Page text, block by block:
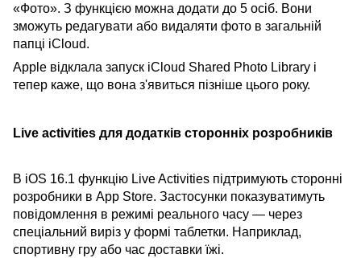
«Фото». З функцією можна додати до 5 осіб. Вони
зможуть редагувати або видаляти фото в загальній
папці iCloud.
Apple відклала запуск iCloud Shared Photo Library і
тепер каже, що вона з'явиться пізніше цього року.
Live activities для додатків сторонніх розробників
В iOS 16.1 функцію Live Activities підтримують сторонні
розробники в App Store. Застосунки показуватимуть
повідомлення в режимі реального часу — через
спеціальний виріз у формі таблетки. Наприклад,
спортивну гру або час доставки їжі.